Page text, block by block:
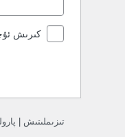
كىرىش
تىزىملىتىش